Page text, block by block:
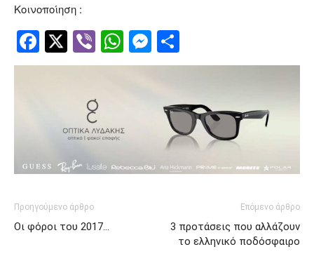
Κοινοποίηση :
Facebook
Twitter
ViberWhatsApp
Messenger
Προηγούμενο άρθρο
Οι φόροι του 2017…
Επόμενο άρθρο
3 προτάσεις που αλλάζουν
το ελληνικό ποδόσφαιρο